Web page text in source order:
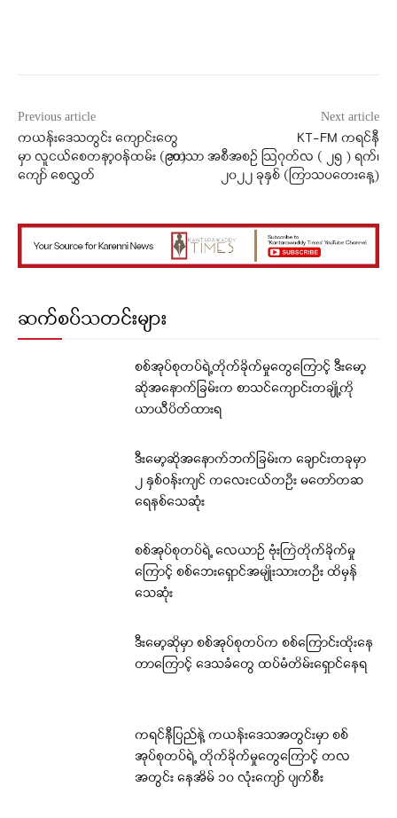
Previous article
ကယန်းဒေသတွင်း ကျောင်းတွေ
မှာ လူငယ်စေတနာ့ဝန်ထမ်း (၉၀)
ကျော် စေလွှတ်
Next article
KT-FM ကရင်နီ
ဘာသာ အစီအစဉ် ဩဂုတ်လ ( ၂၅ ) ရက်၊
၂၀၂၂ ခုနှစ် (ကြာသပတေးနေ့)
ဆက်စပ်သတင်းများ
စစ်အုပ်စုတပ်ရဲ့တိုက်ခိုက်မှုတွေကြောင့် ဒီးမော့
ဆိုအနောက်ခြမ်းက စာသင်ကျောင်းတချို့ကို
ယာယီပိတ်ထားရ
ဒီးမော့ဆိုအနောက်ဘက်ခြမ်းက ချောင်းတခုမှာ
၂ နှစ်ဝန်းကျင် ကလေးငယ်တဦး မတော်တဆ
ရေနစ်သေဆုံး
စစ်အုပ်စုတပ်ရဲ့ လေယာဉ် ဗုံးကြဲတိုက်ခိုက်မှု
ကြောင့် စစ်ဘေးရှောင်အမျိုးသားတဦး ထိမှန်
သေဆုံး
ဒီးမော့ဆိုမှာ စစ်အုပ်စုတပ်က စစ်ကြောင်းထိုးနေ
တာကြောင့် ဒေသခံတွေ ထပ်မံတိမ်းရှောင်နေရ
ကရင်နီပြည်နဲ့ ကယန်းဒေသအတွင်းမှာ စစ်
အုပ်စုတပ်ရဲ့ တိုက်ခိုက်မှုတွေကြောင့် တလ
အတွင်း နေအိမ် ၁၀ လုံးကျော် ပျက်စီး